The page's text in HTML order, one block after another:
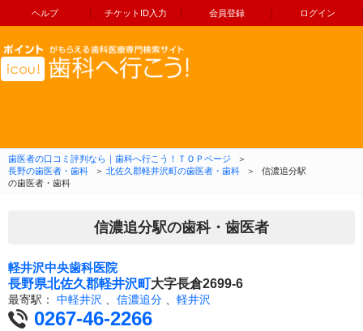
ヘルプ チケットID入力 会員登録 ログイン
コンテンツへ移動
歯医者の口コミ評判なら｜歯科へ行こう！ＴＯＰページ
＞
長野の歯医者・歯科
＞ 北佐久郡軽井沢町の歯医者・歯科 ＞
信濃追分駅
の歯医者・歯科
信濃追分駅の歯科・歯医者
軽井沢中央歯科医院
長野県北佐久郡軽井沢町大字長倉2699-6
最寄駅： 中軽井沢 信濃追分 軽井沢
0267-46-2266